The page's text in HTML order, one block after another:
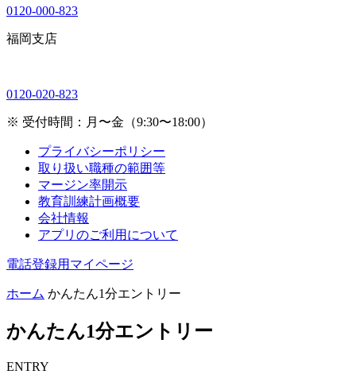
0120-000-823
福岡支店
0120-020-823
※ 受付時間：月〜金（9:30〜18:00）
プライバシーポリシー
取り扱い職種の範囲等
マージン率開示
教育訓練計画概要
会社情報
アプリのご利用について
電話登録用マイページ
ホーム かんたん1分エントリー
かんたん1分エントリー
ENTRY